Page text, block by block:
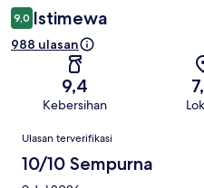
9,0 Istimewa
988 ulasan
9,4
Kebersihan
Ulasan
Ulasan terverifikasi
10/10 Sempurna